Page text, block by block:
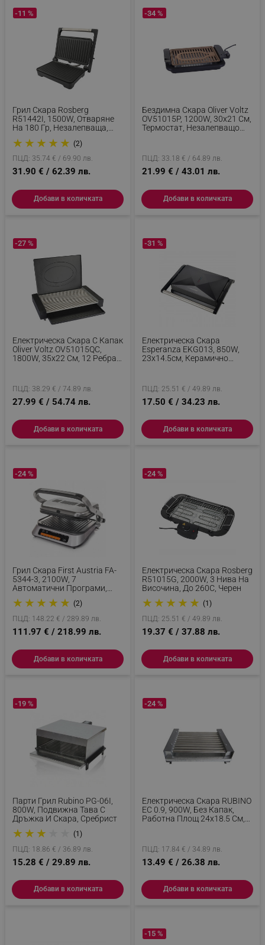
Грил Скара Rosberg
R51442I, 1500W, Отваряне
На 180 Гр, Незалепваща,
Тава За Мазнина, Инокс/
Черен
★ ★ ★ ★ ★ (2)
-11 %
ПЦД: 35.74 € / 69.90 лв.
31.90 € / 62.39 лв.
Добави в количката
Бездимна Скара Oliver Voltz
OV51015P, 1200W, 30x21 См,
Термостат, Незалепващо
-34 %
ПЦД: 33.18 € / 64.89 лв.
21.99 € / 43.01 лв.
Добави в количката
Електрическа Скара С Капак
Oliver Voltz OV51015QC,
1800W, 35x22 См, 12 Ребра,
-27 %
ПЦД: 38.29 € / 74.89 лв.
27.99 € / 54.74 лв.
Добави в количката
Електрическа Скара
Esperanza EKG013, 850W,
23х14.5см, Керамично
-31 %
ПЦД: 25.51 € / 49.89 лв.
17.50 € / 34.23 лв.
Добави в количката
Грил Скара First Austria FA-
5344-3, 2100W, 7
Автоматични Програми,
Свалящи Се Плочи,
Отваряне На 180 Градуса,
Инокс
★ ★ ★ ★ ★ (2)
-24 %
ПЦД: 148.22 € / 289.89 лв.
111.97 € / 218.99 лв.
Добави в количката
Електрическа Скара Rosberg
R51015G, 2000W, 3 Нива На
Височина, До 260C, Черен
★ ★ ★ ★ ★ (1)
-24 %
ПЦД: 25.51 € / 49.89 лв.
19.37 € / 37.88 лв.
Добави в количката
Парти Грил Rubino PG-06I,
800W, Подвижна Тава С
Дръжка И Скара, Сребрист
★ ★ ★ (1)
-19 %
ПЦД: 18.86 € / 36.89 лв.
15.28 € / 29.89 лв.
Добави в количката
Електрическа Скара RUBINO
ЕС 0.9, 900W, Без Капак,
Работна Площ 24х18.5 См,
-24 %
ПЦД: 17.84 € / 34.89 лв.
13.49 € / 26.38 лв.
Добави в количката
-15 %